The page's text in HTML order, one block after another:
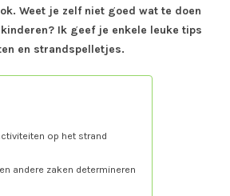
Weet je zelf niet goed wat te doen
Ik geef je enkele leuke tips
en strandspelletjes.
op het strand
andere zaken determineren